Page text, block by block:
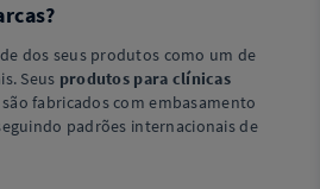
dos seus produtos como um de
Seus produtos para clínicas
fabricados com embasamento
padrões internacionais de